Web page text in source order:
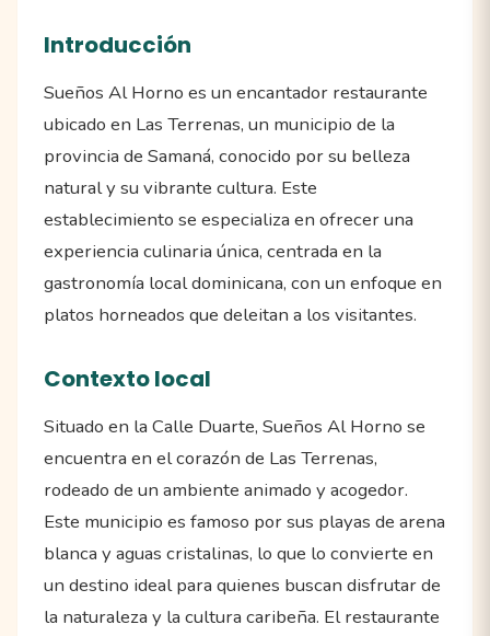
Introducción
Sueños Al Horno es un encantador restaurante
ubicado en Las Terrenas, un municipio de la
provincia de Samaná, conocido por su belleza
natural y su vibrante cultura. Este
establecimiento se especializa en ofrecer una
experiencia culinaria única, centrada en la
gastronomía local dominicana, con un enfoque en
platos horneados que deleitan a los visitantes.
Contexto local
Situado en la Calle Duarte, Sueños Al Horno se
encuentra en el corazón de Las Terrenas,
rodeado de un ambiente animado y acogedor.
Este municipio es famoso por sus playas de arena
blanca y aguas cristalinas, lo que lo convierte en
un destino ideal para quienes buscan disfrutar de
la naturaleza y la cultura caribeña. El restaurante